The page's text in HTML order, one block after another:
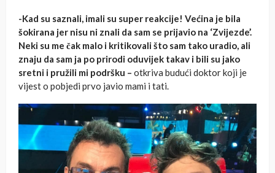
-Kad su saznali, imali su super reakcije! Većina je bila
šokirana jer nisu ni znali da sam se prijavio na ‘Zvijezde’.
Neki su me čak malo i kritikovali što sam tako uradio, ali
znaju da sam ja po prirodi oduvijek takav i bili su jako
sretni i pružili mi podršku – otkriva budući doktor koji je
vijest o pobjedi prvo javio mami i tati.